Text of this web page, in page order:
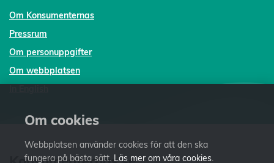
Om Konsumenternas
Pressrum
Om personuppgifter
Om webbplatsen
Om cookies
Webbplatsen använder cookies för att den ska
fungera på bästa sätt. Läs mer om våra cookies.